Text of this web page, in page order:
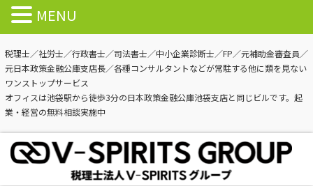
税理士／社労士／行政書士／司法書士／中小企業診断士／FP／元補助金審査員／
元日本政策金融公庫支店長／各種コンサルタントなどが常駐する他に類を見ない
ワンストップサービス
オフィスは池袋駅から徒歩3分の日本政策金融公庫池袋支店と同じビルです。起
業・経営の無料相談実施中
MENU